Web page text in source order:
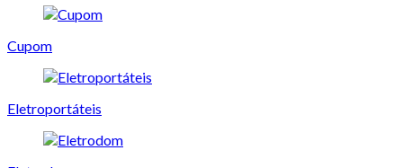
Cupom
Eletroportáteis